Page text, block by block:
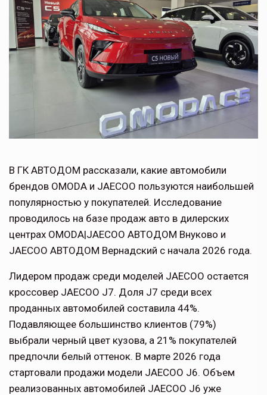
В ГК АВТОДОМ рассказали, какие автомобили
брендов OMODA и JAECOO пользуются наибольшей
популярностью у покупателей. Исследование
проводилось на базе продаж авто в дилерских
центрах OMODA|JAECOO АВТОДОМ Внуково и
JAECOO АВТОДОМ Вернадский с начала 2026 года.
Лидером продаж среди моделей JAECOO остается
кроссовер JAECOO J7. Доля J7 среди всех
проданных автомобилей составила 44%.
Подавляющее большинство клиентов (79%)
выбрали черный цвет кузова, а 21% покупателей
предпочли белый оттенок. В марте 2026 года
стартовали продажи модели JAECOO J6. Объем
реализованных автомобилей JAECOO J6 уже